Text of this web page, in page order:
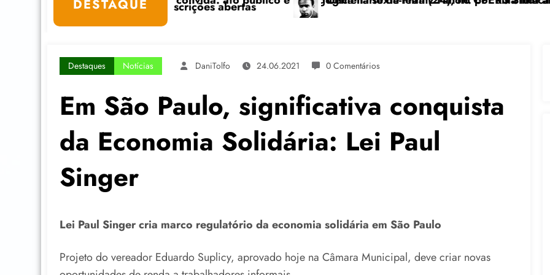
DESTAQUE
inscrições abertas
Destaques Notícias DaniTolfo 24.06.2021 0 Comentários
Em São Paulo, significativa conquista
da Economia Solidária: Lei Paul
Singer
Lei Paul Singer cria marco regulatório da economia solidária em São Paulo
Projeto do vereador Eduardo Suplicy, aprovado hoje na Câmara Municipal, deve criar novas